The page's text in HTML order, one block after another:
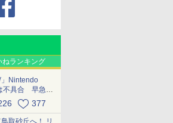
ねランキング
」Nintendo
不具合 早急に
377
取砂丘へ！ リ